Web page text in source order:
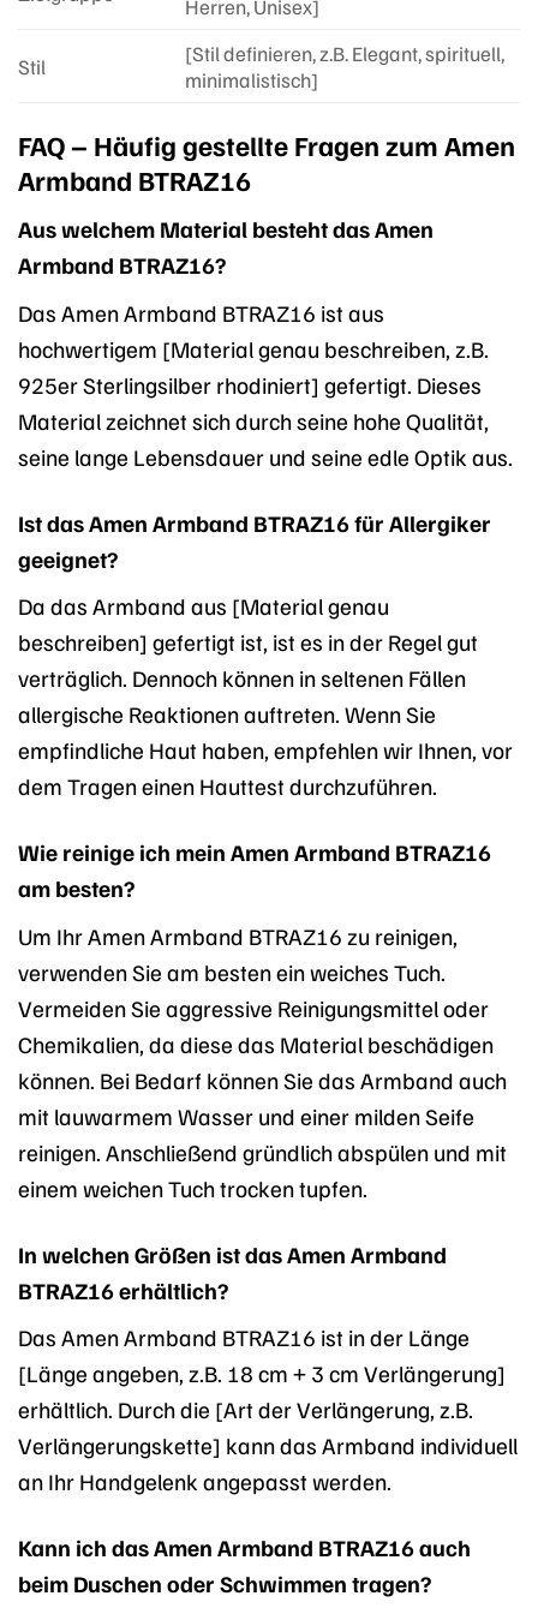
Herren, Unisex]
Stil
[Stil definieren, z.B. Elegant, spirituell,
minimalistisch]
FAQ – Häufig gestellte Fragen zum Amen
Armband BTRAZ16
Aus welchem Material besteht das Amen
Armband BTRAZ16?
Das Amen Armband BTRAZ16 ist aus
hochwertigem [Material genau beschreiben, z.B.
925er Sterlingsilber rhodiniert] gefertigt. Dieses
Material zeichnet sich durch seine hohe Qualität,
seine lange Lebensdauer und seine edle Optik aus.
Ist das Amen Armband BTRAZ16 für Allergiker
geeignet?
Da das Armband aus [Material genau
beschreiben] gefertigt ist, ist es in der Regel gut
verträglich. Dennoch können in seltenen Fällen
allergische Reaktionen auftreten. Wenn Sie
empfindliche Haut haben, empfehlen wir Ihnen, vor
dem Tragen einen Hauttest durchzuführen.
Wie reinige ich mein Amen Armband BTRAZ16
am besten?
Um Ihr Amen Armband BTRAZ16 zu reinigen,
verwenden Sie am besten ein weiches Tuch.
Vermeiden Sie aggressive Reinigungsmittel oder
Chemikalien, da diese das Material beschädigen
können. Bei Bedarf können Sie das Armband auch
mit lauwarmem Wasser und einer milden Seife
reinigen. Anschließend gründlich abspülen und mit
einem weichen Tuch trocken tupfen.
In welchen Größen ist das Amen Armband
BTRAZ16 erhältlich?
Das Amen Armband BTRAZ16 ist in der Länge
[Länge angeben, z.B. 18 cm + 3 cm Verlängerung]
erhältlich. Durch die [Art der Verlängerung, z.B.
Verlängerungskette] kann das Armband individuell
an Ihr Handgelenk angepasst werden.
Kann ich das Amen Armband BTRAZ16 auch
beim Duschen oder Schwimmen tragen?